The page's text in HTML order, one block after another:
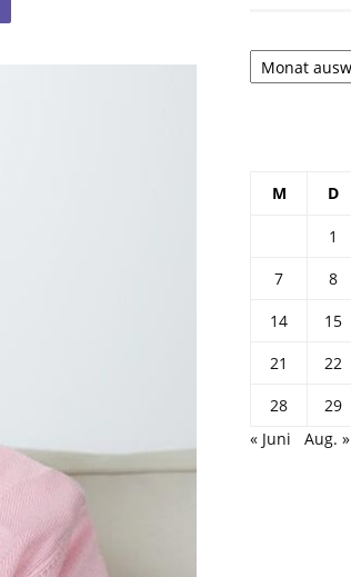
Архив
M D
1
7
8
14
15
21
22
28
29
« Juni
Aug. »